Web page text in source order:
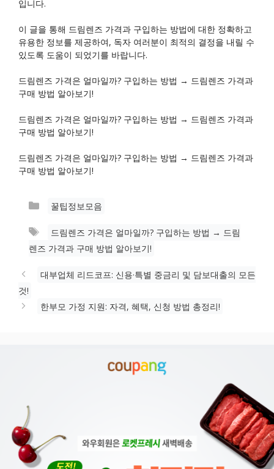
입니다.
이 글을 통해 드림렌즈 가격과 구입하는 방법에 대한 정확하고
유용한 정보를 제공하여, 독자 여러분이 최적의 결정을 내릴 수
있도록 도움이 되었기를 바랍니다.
드림렌즈 가격은 얼마일까? 구입하는 방법 → 드림렌즈 가격과
구매 방법 알아보기!
드림렌즈 가격은 얼마일까? 구입하는 방법 → 드림렌즈 가격과
구매 방법 알아보기!
드림렌즈 가격은 얼마일까? 구입하는 방법 → 드림렌즈 가격과
구매 방법 알아보기!
카
고
리
꿀팁정보모음
태
그
드림렌즈 가격은 얼마일까? 구입하는 방법 → 드림
렌즈 가격과 구매 방법 알아보기!
대부업체 리드코프: 신용·특별 중금리 및 담보대출의 모든
것!
한부모 가정 지원: 자격, 혜택, 신청 방법 총정리!